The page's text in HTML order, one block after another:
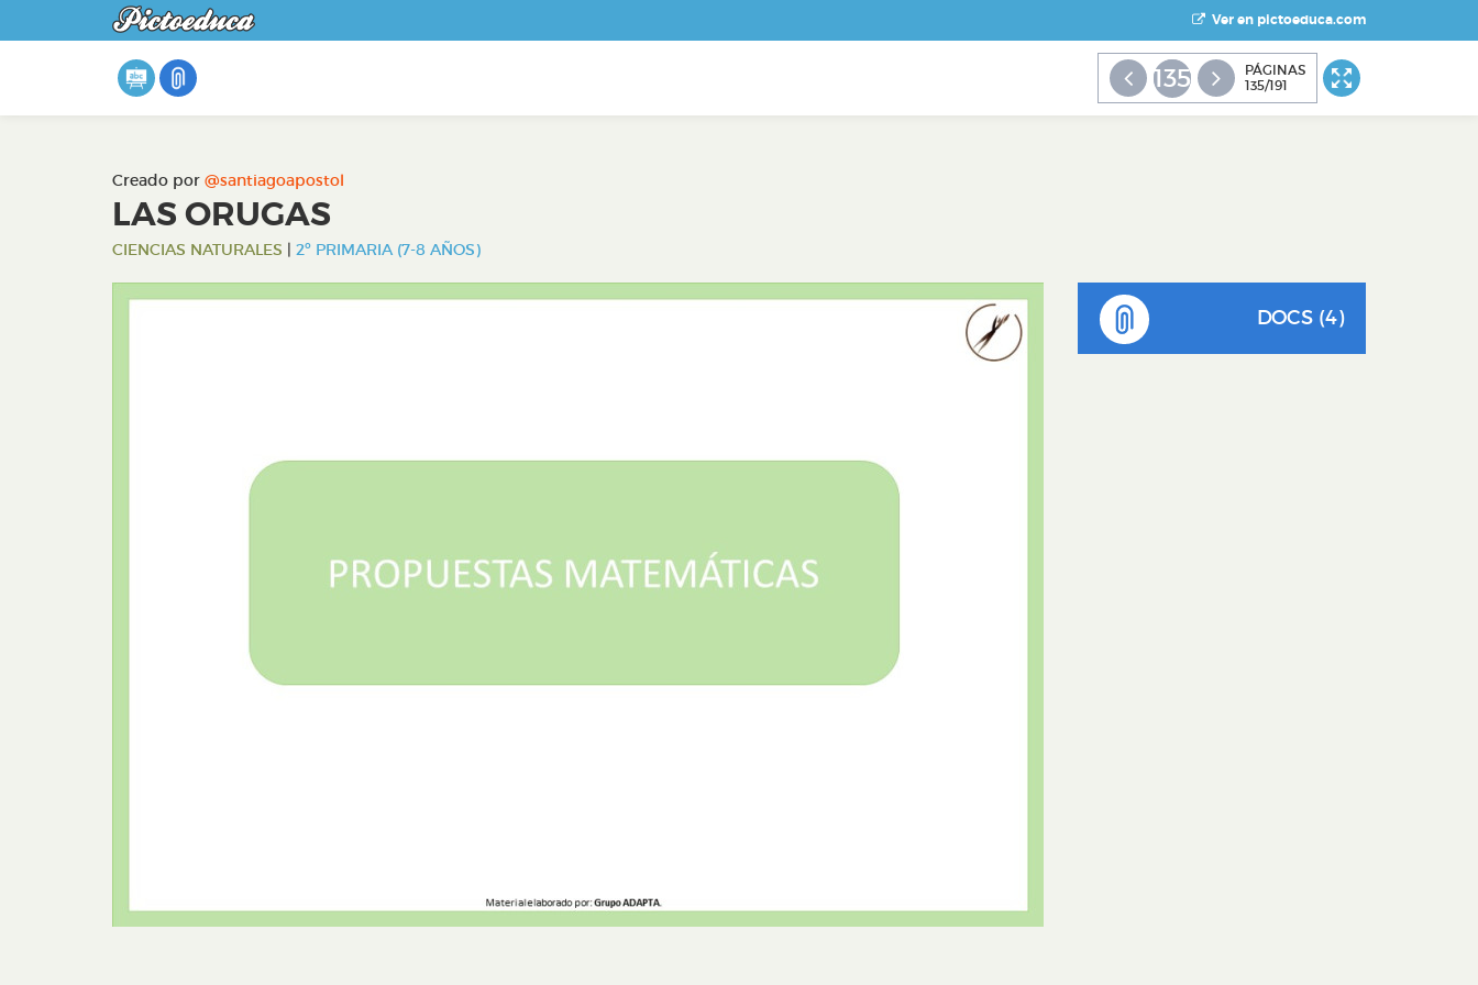
Ver en pictoeduca.com
135
PÁGINAS
135/191
Creado por @santiagoapostol
LAS ORUGAS
CIENCIAS NATURALES | 2º PRIMARIA (7-8 AÑOS)
DOCS (4)